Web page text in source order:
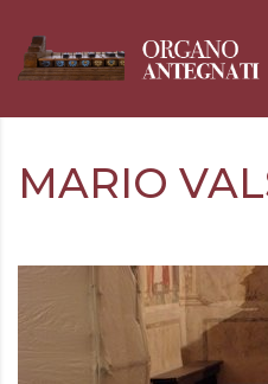
MARIO